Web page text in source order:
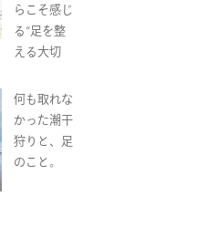
らこそ感じ
る“足を整
える大切
何も取れな
かった潮干
狩りと、足
のこと。